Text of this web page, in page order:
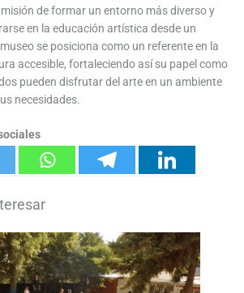
de formar un entorno más diverso y
en la educación artística desde un
se posiciona como un referente en la
accesible, fortaleciendo así su papel como
pueden disfrutar del arte en un ambiente
necesidades.